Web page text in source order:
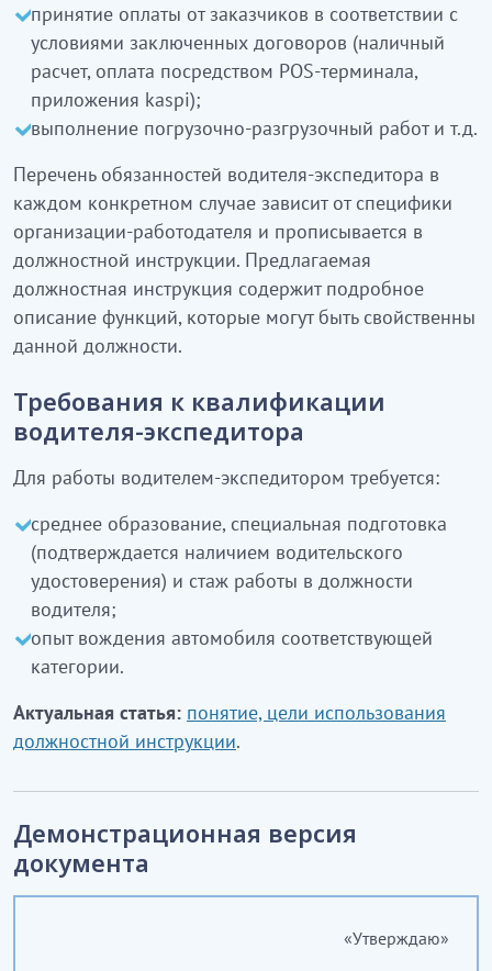
принятие оплаты от заказчиков в соответствии с
условиями заключенных договоров (наличный
расчет, оплата посредством POS-терминала,
приложения kaspi);
выполнение погрузочно-разгрузочный работ и т.д.
Перечень обязанностей водителя-экспедитора в
каждом конкретном случае зависит от специфики
организации-работодателя и прописывается в
должностной инструкции. Предлагаемая
должностная инструкция содержит подробное
описание функций, которые могут быть свойственны
данной должности.
Требования к квалификации
водителя-экспедитора
Для работы водителем-экспедитором требуется:
среднее образование, специальная подготовка
(подтверждается наличием водительского
удостоверения) и стаж работы в должности
водителя;
опыт вождения автомобиля соответствующей
категории.
Актуальная статья: понятие, цели использования
должностной инструкции.
Демонстрационная версия
документа
«Утверждаю»